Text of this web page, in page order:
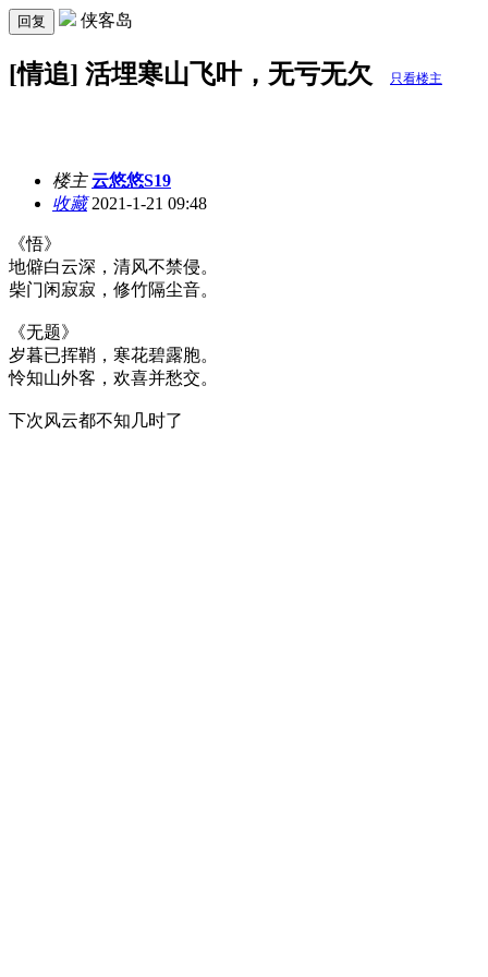
回复 侠客岛
[情追] 活埋寒山飞叶，无亏无欠 只看楼主
楼主 云悠悠S19
收藏2021-1-21 09:48
《悟》
地僻白云深，清风不禁侵。
柴门闲寂寂，修竹隔尘音。
《无题》
岁暮已挥鞘，寒花碧露胞。
怜知山外客，欢喜并愁交。
下次风云都不知几时了